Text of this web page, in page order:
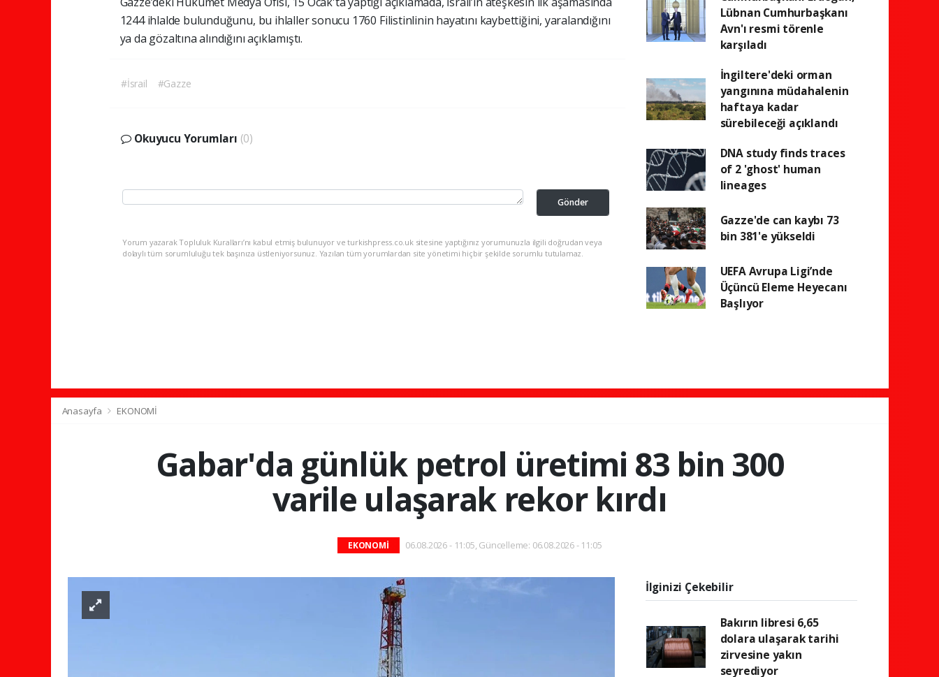
1244 ihlalde bulunduğunu, bu ihlaller sonucu 1760 Filistinlinin hayatını kaybettiğini, yaralandığını
ya da gözaltına alındığını açıklamıştı.
#İsrail #Gazze
Okuyucu Yorumları (0)
Gönder
Yorum yazarak Topluluk Kuralları’nı kabul etmiş bulunuyor ve turkishpress.co.uk sitesine yaptığınız yorumunuzla ilgili doğrudan veya
dolaylı tüm sorumluluğu tek başınıza üstleniyorsunuz. Yazılan tüm yorumlardan site yönetimi hiçbir şekilde sorumlu tutulamaz.
Lübnan Cumhurbaşkanı
Avn'ı resmi törenle
karşıladı
İngiltere'deki orman
yangınına müdahalenin
haftaya kadar
sürebileceği açıklandı
DNA study finds traces
of 2 'ghost' human
lineages
Gazze'de can kaybı 73
bin 381'e yükseldi
UEFA Avrupa Ligi’nde
Üçüncü Eleme Heyecanı
Başlıyor
Anasayfa EKONOMİ
Gabar'da günlük petrol üretimi 83 bin 300
varile ulaşarak rekor kırdı
EKONOMİ 06.08.2026 - 11:05, Güncelleme: 06.08.2026 - 11:05
İlginizi Çekebilir
Bakırın libresi 6,65
dolara ulaşarak tarihi
zirvesine yakın
seyrediyor